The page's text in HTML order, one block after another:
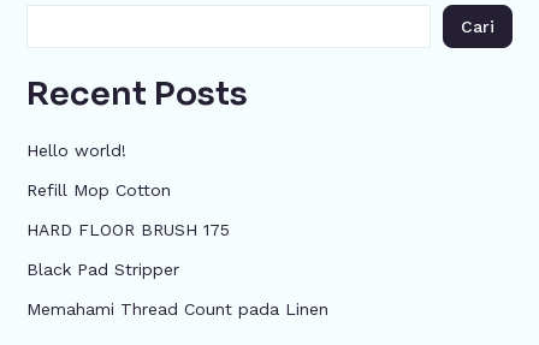
Cari
Recent Posts
Hello world!
Refill Mop Cotton
HARD FLOOR BRUSH 175
Black Pad Stripper
Memahami Thread Count pada Linen